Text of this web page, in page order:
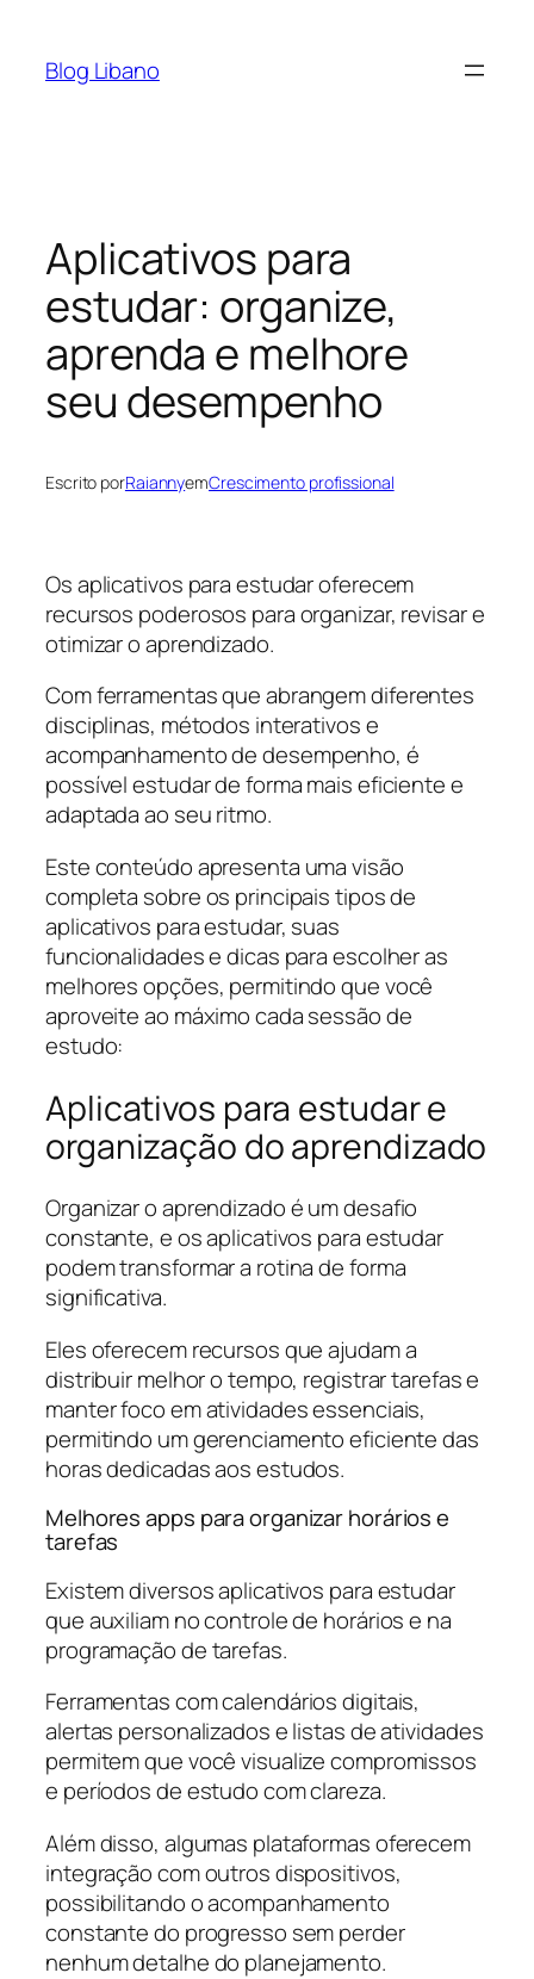
Blog Libano
Aplicativos para
estudar: organize,
aprenda e melhore
seu desempenho
Escrito porRaiannyemCrescimento profissional
Os aplicativos para estudar oferecem
recursos poderosos para organizar, revisar e
otimizar o aprendizado.
Com ferramentas que abrangem diferentes
disciplinas, métodos interativos e
acompanhamento de desempenho, é
possível estudar de forma mais eficiente e
adaptada ao seu ritmo.
Este conteúdo apresenta uma visão
completa sobre os principais tipos de
aplicativos para estudar, suas
funcionalidades e dicas para escolher as
melhores opções, permitindo que você
aproveite ao máximo cada sessão de
estudo:
Aplicativos para estudar e
organização do aprendizado
Organizar o aprendizado é um desafio
constante, e os aplicativos para estudar
podem transformar a rotina de forma
significativa.
Eles oferecem recursos que ajudam a
distribuir melhor o tempo, registrar tarefas e
manter foco em atividades essenciais,
permitindo um gerenciamento eficiente das
horas dedicadas aos estudos.
Melhores apps para organizar horários e
tarefas
Existem diversos aplicativos para estudar
que auxiliam no controle de horários e na
programação de tarefas.
Ferramentas com calendários digitais,
alertas personalizados e listas de atividades
permitem que você visualize compromissos
e períodos de estudo com clareza.
Além disso, algumas plataformas oferecem
integração com outros dispositivos,
possibilitando o acompanhamento
constante do progresso sem perder
nenhum detalhe do planejamento.